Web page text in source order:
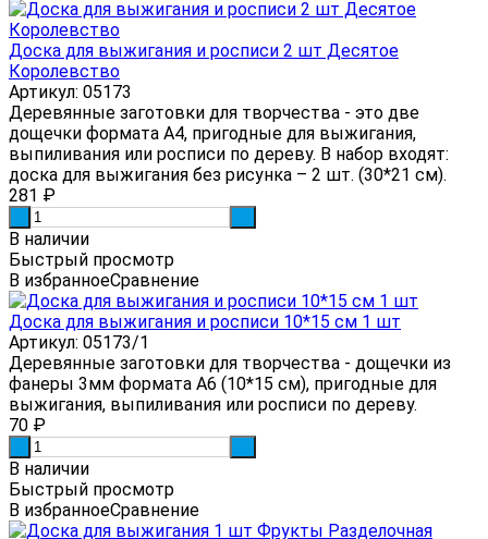
Доска для выжигания и росписи 2 шт Десятое
Королевство
Артикул: 05173
Деревянные заготовки для творчества - это две
дощечки формата А4, пригодные для выжигания,
выпиливания или росписи по дереву. В набор входят:
доска для выжигания без рисунка – 2 шт. (30*21 см).
281 ₽
В наличии
Быстрый просмотр
В избранноеСравнение
Доска для выжигания и росписи 10*15 см 1 шт
Артикул: 05173/1
Деревянные заготовки для творчества - дощечки из
фанеры 3мм формата А6 (10*15 см), пригодные для
выжигания, выпиливания или росписи по дереву.
70 ₽
В наличии
Быстрый просмотр
В избранноеСравнение